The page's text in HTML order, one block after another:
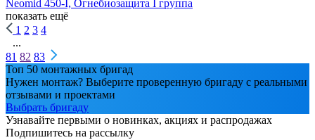
Neomid 450-I, Огнебиозащита I группа
показать ещё
1 2 3 4
...
81 82 83
Топ 50 монтажных бригад
Нужен монтаж? Выберите проверенную бригаду с реальными
отзывами и проектами
Выбрать бригаду
Узнавайте первыми о новинках, акциях и распродажах
Подпишитесь на рассылку